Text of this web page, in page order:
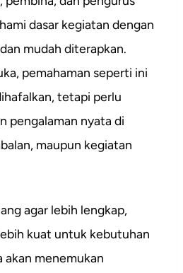
dasar kegiatan dengan
mudah diterapkan.
pemahaman seperti ini
tetapi perlu
pengalaman nyata di
maupun kegiatan
agar lebih lengkap,
kuat untuk kebutuhan
akan menemukan